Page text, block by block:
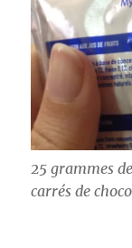
25 grammes
carrés de